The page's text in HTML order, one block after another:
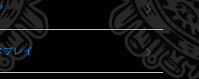
プレイ